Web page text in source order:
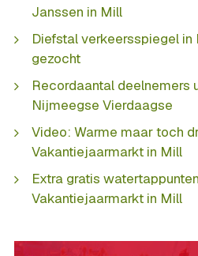
Janssen in Mill
Diefstal verkeersspiegel
gezocht
Recordaantal deelnemers
Nijmeegse Vierdaagse
Video: Warme maar toch
Vakantiejaarmarkt in Mill
Extra gratis
Vakantiejaarmarkt in Mill